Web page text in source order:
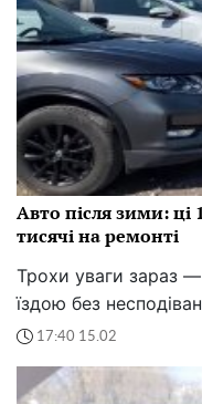
Авто після зими: ці
тисячі на ремонті
Трохи уваги зараз —
їздою без
17:40 15.02